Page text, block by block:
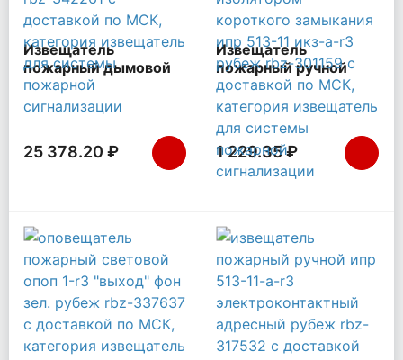
Извещатель
пожарный дымовой
линейный
ИПДЛ-264/1-75-R3
Рубеж Rbz-342261
25 378.20 ₽
Извещатель
пожарный ручной
электроконтактный
адресный с
встроенным
изолятором
короткого замыкания
ИПР 513-11 ИКЗ-А-R3
1 229.35 ₽